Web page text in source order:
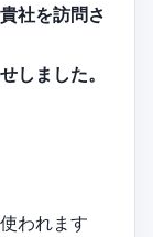
社を訪問さ
しました。
われます